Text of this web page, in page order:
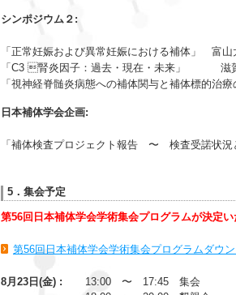
シンポジウム２:
「正常妊娠および異常妊娠における補体」
「C3 腎炎因子：過去・現在・未来」
「視神経脊髄炎病態への補体関与と補体標
日本補体学会企画:
「補体検査プロジェクト報告 〜 検査受諾状況
5．集会予定
第56回日本補体学会学術集会プログラムが決定い
第56回日本補体学会学術集会プログラムダウ
8月23日(金) :
13:00 〜 17:45 集会